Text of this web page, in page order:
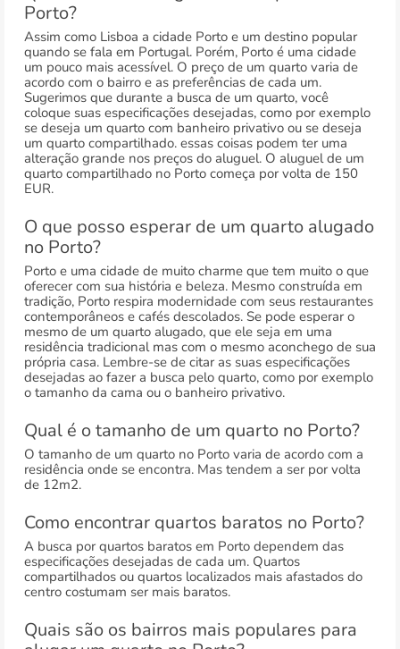
Porto?
Assim como Lisboa a cidade Porto e um destino popular
quando se fala em Portugal. Porém, Porto é uma cidade
um pouco mais acessível. O preço de um quarto varia de
acordo com o bairro e as preferências de cada um.
Sugerimos que durante a busca de um quarto, você
coloque suas especificações desejadas, como por exemplo
se deseja um quarto com banheiro privativo ou se deseja
um quarto compartilhado. essas coisas podem ter uma
alteração grande nos preços do aluguel. O aluguel de um
quarto compartilhado no Porto começa por volta de 150
EUR.
O que posso esperar de um quarto alugado
no Porto?
Porto e uma cidade de muito charme que tem muito o que
oferecer com sua história e beleza. Mesmo construída em
tradição, Porto respira modernidade com seus restaurantes
contemporâneos e cafés descolados. Se pode esperar o
mesmo de um quarto alugado, que ele seja em uma
residência tradicional mas com o mesmo aconchego de sua
própria casa. Lembre-se de citar as suas especificações
desejadas ao fazer a busca pelo quarto, como por exemplo
o tamanho da cama ou o banheiro privativo.
Qual é o tamanho de um quarto no Porto?
O tamanho de um quarto no Porto varia de acordo com a
residência onde se encontra. Mas tendem a ser por volta
de 12m2.
Como encontrar quartos baratos no Porto?
A busca por quartos baratos em Porto dependem das
especificações desejadas de cada um. Quartos
compartilhados ou quartos localizados mais afastados do
centro costumam ser mais baratos.
Quais são os bairros mais populares para